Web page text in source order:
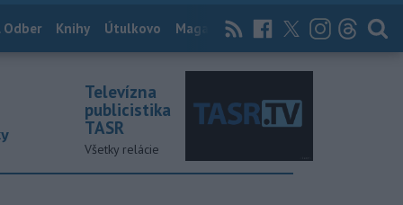
Odber Knihy Útulkovo Magazín News Now Archív
Televízna
publicistika
TASR
Všetky relácie